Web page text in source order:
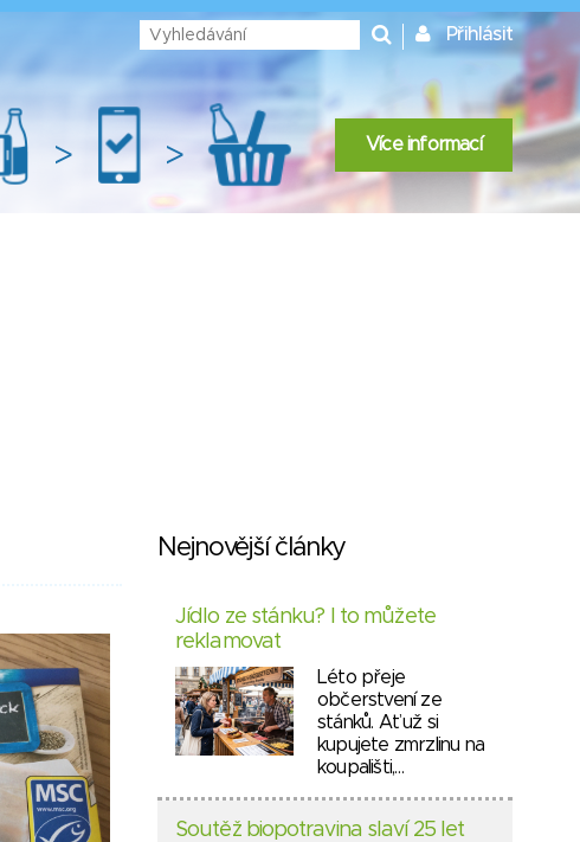
Přihlásit
> > Více informací
Nejnovější články
Jídlo ze stánku? I to můžete
reklamovat
Léto přeje
občerstvení ze
stánků. Ať už si
kupujete zmrzlinu na
koupališti,…
Soutěž biopotravina slaví 25 let